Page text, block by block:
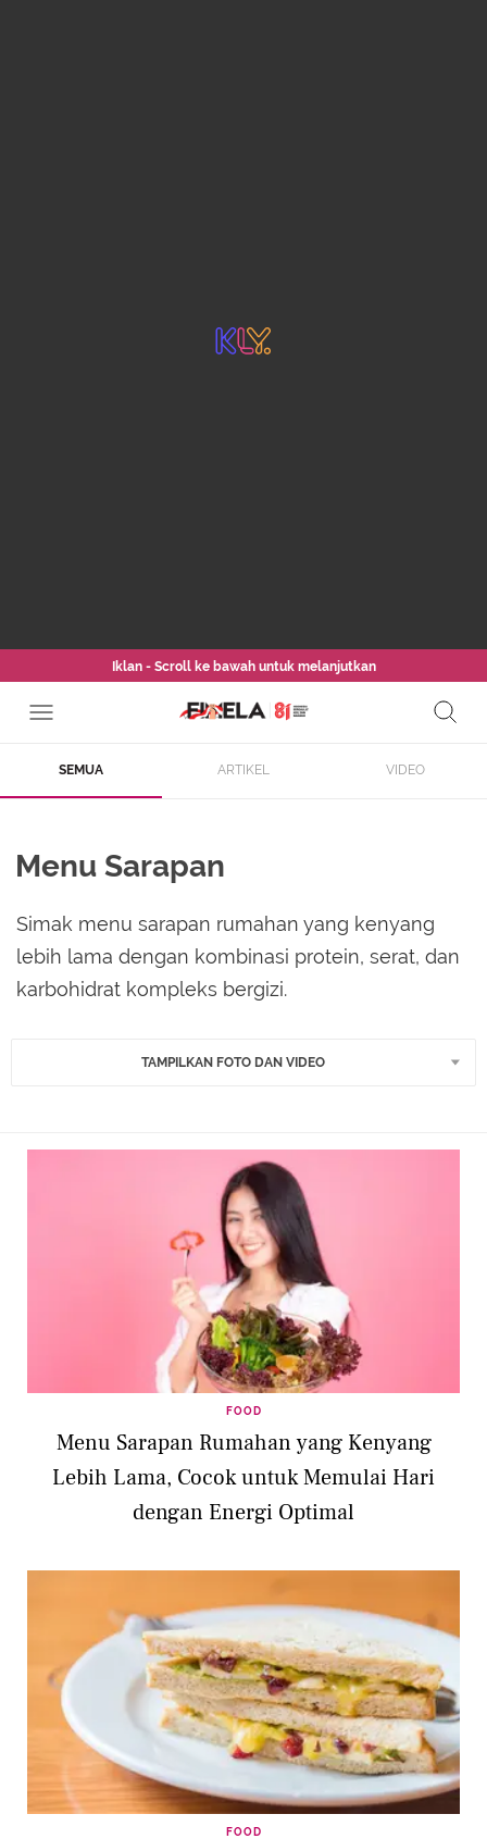
Iklan - Scroll ke bawah untuk melanjutkan
SEMUA ARTIKEL VIDEO
Menu Sarapan
Simak menu sarapan rumahan yang kenyang
lebih lama dengan kombinasi protein, serat, dan
karbohidrat kompleks bergizi.
TAMPILKAN FOTO DAN VIDEO
FOOD
Menu Sarapan Rumahan yang Kenyang
Lebih Lama, Cocok untuk Memulai Hari
dengan Energi Optimal
FOOD